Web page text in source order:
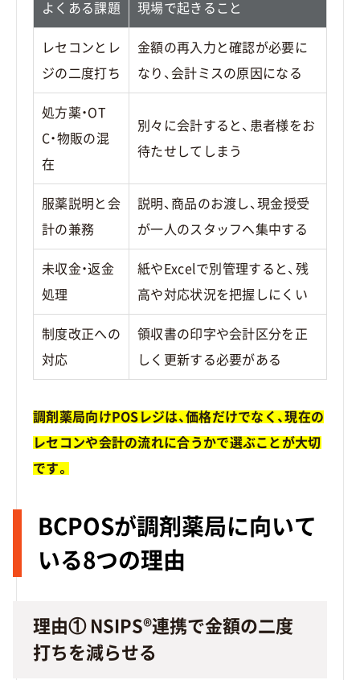
よくある課題 現場で起きること
レセコンとレ
ジの二度打ち
金額の再入力と確認が必要に
なり、会計ミスの原因になる
処方薬・OT
C・物販の混
在
別々に会計すると、患者様をお
待たせしてしまう
服薬説明と会
計の兼務
説明、商品のお渡し、現金授受
が一人のスタッフへ集中する
未収金・返金
処理
紙やExcelで別管理すると、残
高や対応状況を把握しにくい
制度改正への
対応
領収書の印字や会計区分を正
しく更新する必要がある
調剤薬局向けPOSレジは、価格だけでなく、現在の
レセコンや会計の流れに合うかで選ぶことが大切
です。
BCPOSが調剤薬局に向いて
いる8つの理由
理由① NSIPS®連携で金額の二度
打ちを減らせる